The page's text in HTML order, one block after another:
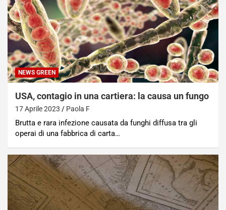
NEWS GREEN
USA, contagio in una cartiera: la causa un fungo
17 Aprile 2023 Paola F
Brutta e rara infezione causata da funghi diffusa tra gli
operai di una fabbrica di carta…